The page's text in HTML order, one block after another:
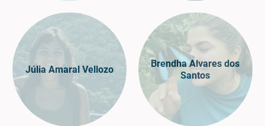
Júlia Amaral Vellozo
Brendha Alvares dos
Santos